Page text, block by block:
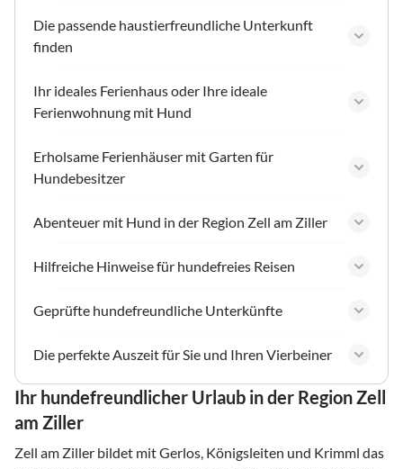
Die passende haustierfreundliche Unterkunft
finden
Ihr ideales Ferienhaus oder Ihre ideale
Ferienwohnung mit Hund
Erholsame Ferienhäuser mit Garten für
Hundebesitzer
Abenteuer mit Hund in der Region Zell am Ziller
Hilfreiche Hinweise für hundefreies Reisen
Geprüfte hundefreundliche Unterkünfte
Die perfekte Auszeit für Sie und Ihren Vierbeiner
Ihr hundefreundlicher Urlaub in der Region Zell
am Ziller
Zell am Ziller bildet mit Gerlos, Königsleiten und Krimml das